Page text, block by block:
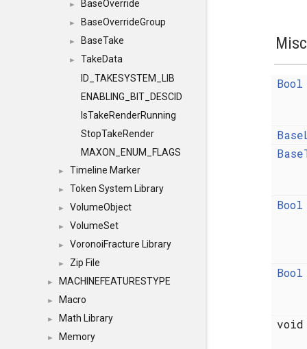
► BaseOverride
► BaseOverrideGroup
► BaseTake
►
TakeData
ID_TAKESYSTEM_LIB
ENABLING_BIT_DESCID
IsTakeRenderRunning
StopTakeRender
MAXON_ENUM_FLAGS
► Timeline Marker
► Token System Library
► VolumeObject
► VolumeSet
► VoronoiFracture Library
► Zip File
► MACHINEFEATURESTYPE
► Macro
► Math Library
► Memory
Bool
Bool
Bool